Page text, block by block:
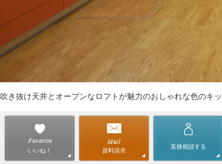
吹き抜け天井とオープンなロフトが魅力のおしゃれな色のキ
いいね！ 資料請求
直接相談する